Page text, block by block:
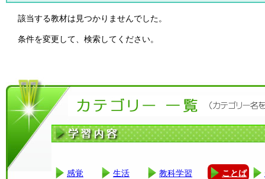
該当する教材は見つかりませんでした。
条件を変更して、検索してください。
感覚 生活 教科学習 ことば